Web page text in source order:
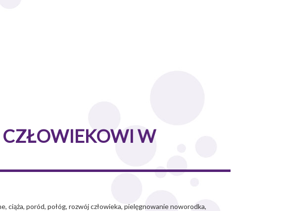
W
poród, połóg, rozwój człowieka, pielęgnowanie noworodka,